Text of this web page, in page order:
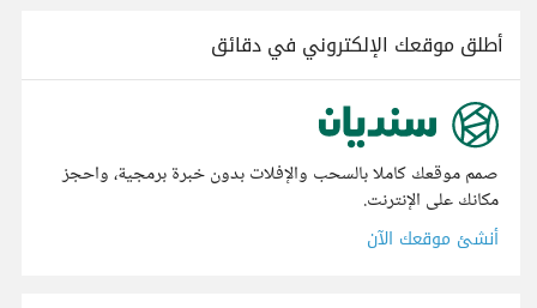
أطلق موقعك الإلكتروني في دقائق
صمم موقعك كاملا بالسحب والإفلات بدون خبرة برمجية، واحجز
مكانك على الإنترنت.
أنشئ موقعك الآن